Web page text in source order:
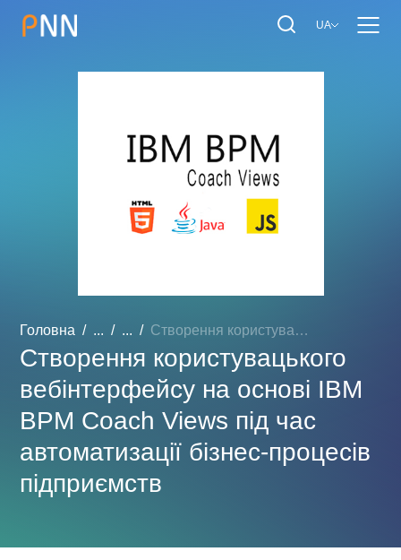
UA
Головна ... ... Створення користувацького...
Створення користувацького
вебінтерфейсу на основі IBM
BPM Coach Views під час
автоматизації бізнес-процесів
підприємств